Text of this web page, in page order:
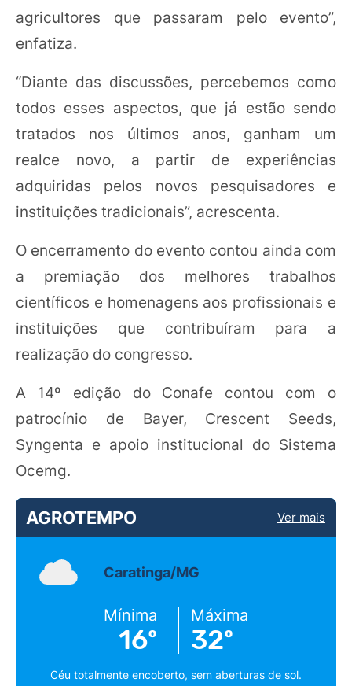
agricultores que passaram pelo evento”,
enfatiza.
“Diante das discussões, percebemos como
todos esses aspectos, que já estão sendo
tratados nos últimos anos, ganham um
realce novo, a partir de experiências
adquiridas pelos novos pesquisadores e
instituições tradicionais”, acrescenta.
O encerramento do evento contou ainda com
a premiação dos melhores trabalhos
científicos e homenagens aos profissionais e
instituições que contribuíram para a
realização do congresso.
A 14º edição do Conafe contou com o
patrocínio de Bayer, Crescent Seeds,
Syngenta e apoio institucional do Sistema
Ocemg.
AGROTEMPO Ver mais
Caratinga/MG
Mínima
16º
Máxima
32º
Céu totalmente encoberto, sem aberturas de sol.